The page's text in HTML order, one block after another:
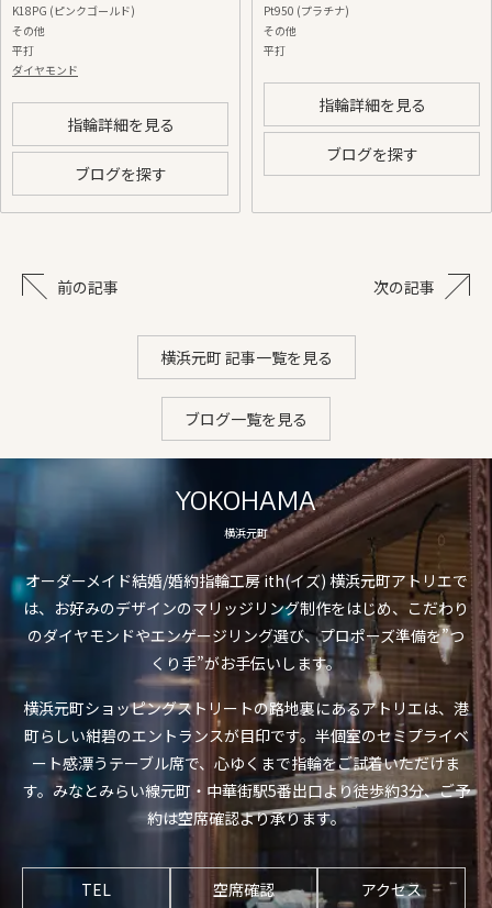
K18PG (ピンクゴールド)
その他
平打
ダイヤモンド
指輪詳細を見る
ブログを探す
Pt950 (プラチナ)
その他
平打
指輪詳細を見る
ブログを探す
前の記事 次の記事
横浜元町 記事一覧を見る
ブログ一覧を見る
YOKOHAMA
横浜元町
オーダーメイド結婚/婚約指輪工房 ith(イズ) 横浜元町アトリエで
は、お好みのデザインのマリッジリング制作をはじめ、こだわり
のダイヤモンドやエンゲージリング選び、プロポーズ準備を”つ
くり手”がお手伝いします。
横浜元町ショッピングストリートの路地裏にあるアトリエは、港
町らしい紺碧のエントランスが目印です。半個室のセミプライベ
ート感漂うテーブル席で、心ゆくまで指輪をご試着いただけま
す。みなとみらい線元町・中華街駅5番出口より徒歩約3分、ご予
約は空席確認より承ります。
TEL 空席確認 アクセス